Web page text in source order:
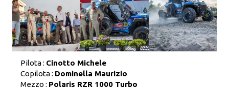
Pilota : Cinotto Michele
Copilota : Dominella Maurizio
Mezzo : Polaris RZR 1000 Turbo